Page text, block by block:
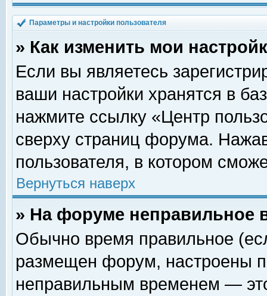
Параметры и настройки пользователя
» Как изменить мои
Если вы являетесь
ваши настройки хранятся в
нажмите ссылку «Центр
сверху страниц форума.
пользователя, в котором
Вернуться наверх
» На форуме неправильное
Обычно время правильное
размещен форум, настроены
неправильным временем —